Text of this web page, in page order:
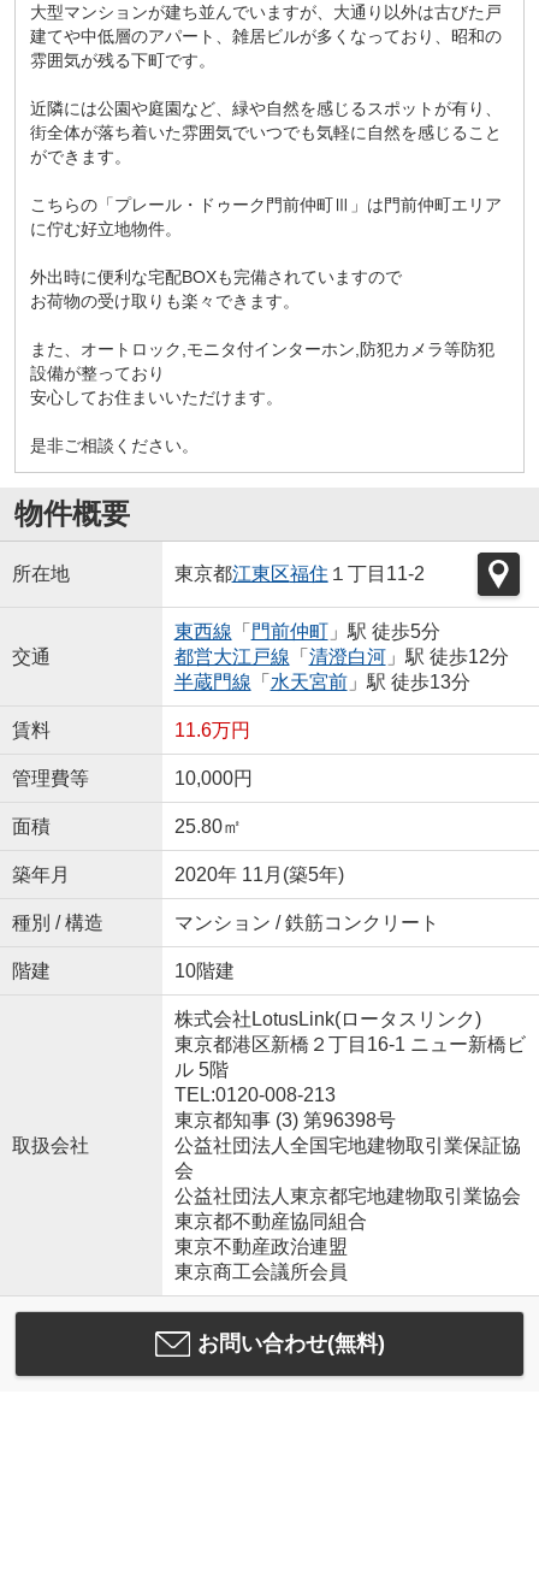
大型マンションが建ち並んでいますが、大通り以外は古びた戸
建てや中低層のアパート、雑居ビルが多くなっており、昭和の
雰囲気が残る下町です。
近隣には公園や庭園など、緑や自然を感じるスポットが有り、
街全体が落ち着いた雰囲気でいつでも気軽に自然を感じること
ができます。
こちらの「プレール・ドゥーク門前仲町Ⅲ」は門前仲町エリア
に佇む好立地物件。
外出時に便利な宅配BOXも完備されていますので
お荷物の受け取りも楽々できます。
また、オートロック,モニタ付インターホン,防犯カメラ等防犯
設備が整っており
安心してお住まいいただけます。
是非ご相談ください。
物件概要
所在地 東京都江東区福住 １丁目11-2
交通
東西線 「 門前仲町」駅 徒歩5分
都営大江戸線 「 清澄白河」駅 徒歩12分
半蔵門線 「 水天宮前」駅 徒歩13分
賃料 11.6万円
管理費等 10,000円
面積 25.80㎡
築年月 2020年 11月(築5年)
種別 / 構造 マンション / 鉄筋コンクリート
階建 10階建
取扱会社
株式会社LotusLink(ロータスリンク)
東京都港区新橋２丁目16-1 ニュー新橋ビ
ル 5階
TEL:0120-008-213
東京都知事 (3) 第96398号
公益社団法人全国宅地建物取引業保証協
会
公益社団法人東京都宅地建物取引業協会
東京都不動産協同組合
東京不動産政治連盟
東京商工会議所会員
お問い合わせ(無料)